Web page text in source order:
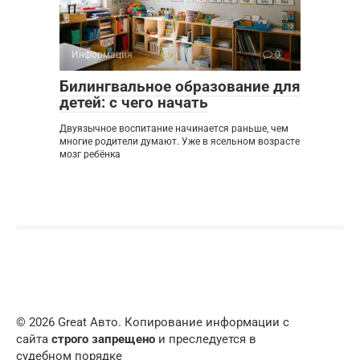
Информация 0
Билингвальное образование для
детей: с чего начать
Двуязычное воспитание начинается раньше, чем
многие родители думают. Уже в ясельном возрасте
мозг ребёнка
© 2026 Great Авто. Копирование информации с
сайта строго запрещено и преследуется в
судебном порядке